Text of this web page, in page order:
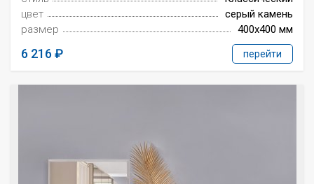
цвет
серый камень
размер
400x400 мм
6 216 перейти